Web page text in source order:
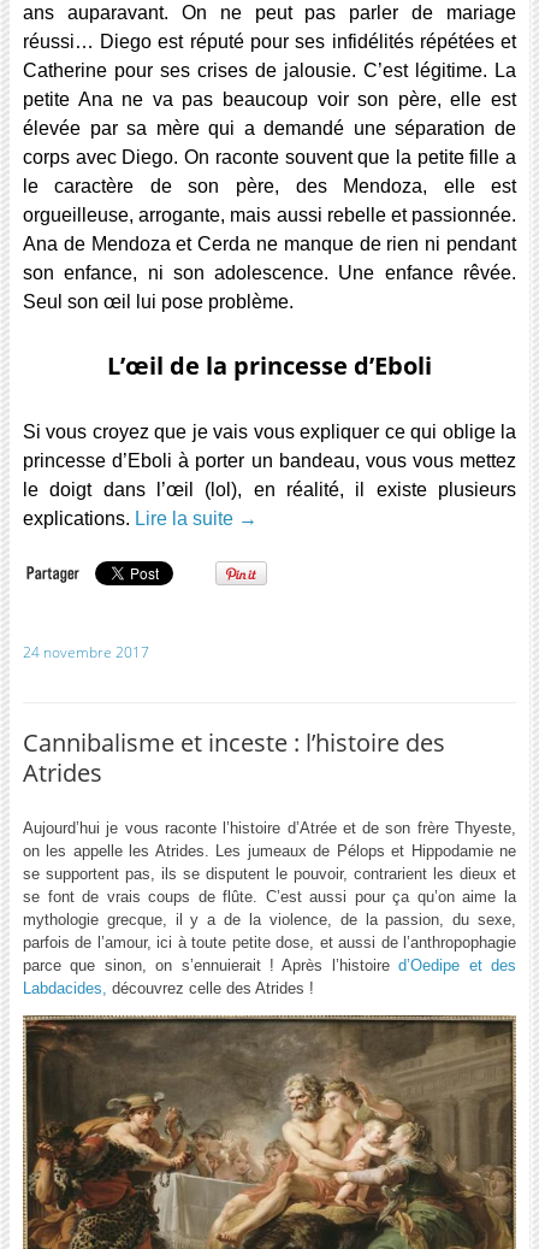
ans auparavant. On ne peut pas parler de mariage
réussi… Diego est réputé pour ses infidélités répétées et
Catherine pour ses crises de jalousie. C’est légitime. La
petite Ana ne va pas beaucoup voir son père, elle est
élevée par sa mère qui a demandé une séparation de
corps avec Diego. On raconte souvent que la petite fille a
le caractère de son père, des Mendoza, elle est
orgueilleuse, arrogante, mais aussi rebelle et passionnée.
Ana de Mendoza et Cerda ne manque de rien ni pendant
son enfance, ni son adolescence. Une enfance rêvée.
Seul son œil lui pose problème.
L’œil de la princesse d’Eboli
Si vous croyez que je vais vous expliquer ce qui oblige la
princesse d’Eboli à porter un bandeau, vous vous mettez
le doigt dans l’œil (lol), en réalité, il existe plusieurs
explications. Lire la suite →
24 novembre 2017
Cannibalisme et inceste : l’histoire des
Atrides
Aujourd’hui je vous raconte l’histoire d’Atrée et de son frère Thyeste,
on les appelle les Atrides. Les jumeaux de Pélops et Hippodamie ne
se supportent pas, ils se disputent le pouvoir, contrarient les dieux et
se font de vrais coups de flûte. C’est aussi pour ça qu’on aime la
mythologie grecque, il y a de la violence, de la passion, du sexe,
parfois de l’amour, ici à toute petite dose, et aussi de l’anthropophagie
parce que sinon, on s’ennuierait ! Après l’histoired’Oedipe et des
Labdacides, découvrez celle des Atrides !